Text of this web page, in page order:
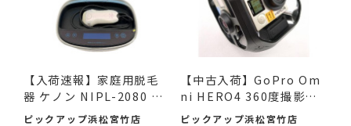
【入荷速報】家庭用脱毛
器 ケノン NIPL-2080 V8.
0 ...
ピックアップ浜松宮竹店
【中古入荷】GoPro Om
ni HERO4 360度撮影カ
メラで...
ピックアップ浜松宮竹店